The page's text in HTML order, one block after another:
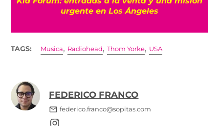
urgente en Los Ángeles
TAGS: Musica, Radiohead,Thom Yorke, USA
FEDERICO FRANCO
federico.franco@sopitas.com